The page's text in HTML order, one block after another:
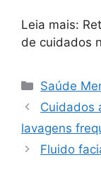
Leia mais:
de cuidados
Categorias
Saúde
Cuidados
lavagens
Fluido